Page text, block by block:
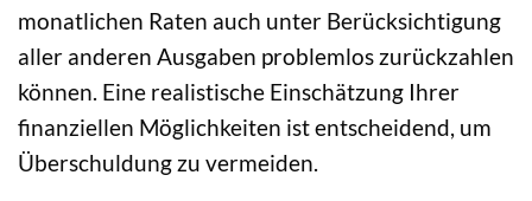
monatlichen Raten auch unter Berücksichtigung
aller anderen Ausgaben problemlos zurückzahlen
können. Eine realistische Einschätzung Ihrer
finanziellen Möglichkeiten ist entscheidend, um
Überschuldung zu vermeiden.